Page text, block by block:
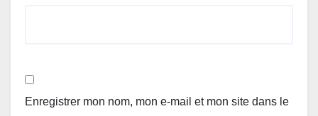
Enregistrer mon nom, mon e-mail et mon site dans le